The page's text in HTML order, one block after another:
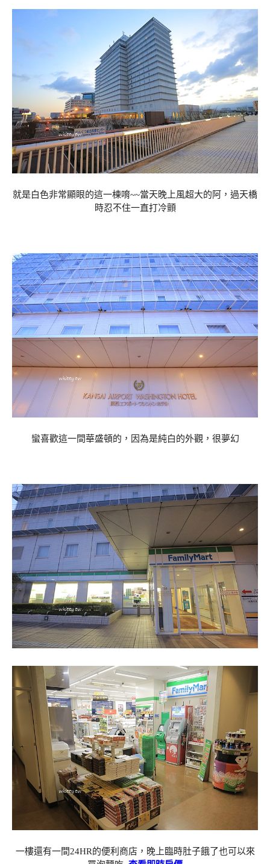
就是白色非常顯眼的這一棟唷~~當天晚上風超大的阿，過天橋
時忍不住一直打冷顫
蠻喜歡這一間華盛頓的，因為是純白的外觀，很夢幻
一樓還有一間24HR的便利商店，晚上臨時肚子餓了也可以來